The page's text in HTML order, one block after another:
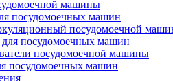
машины
посудомоечных машин
посудомоечной
посудомоечных машин
посудомоечной машины
посудомоечных машин